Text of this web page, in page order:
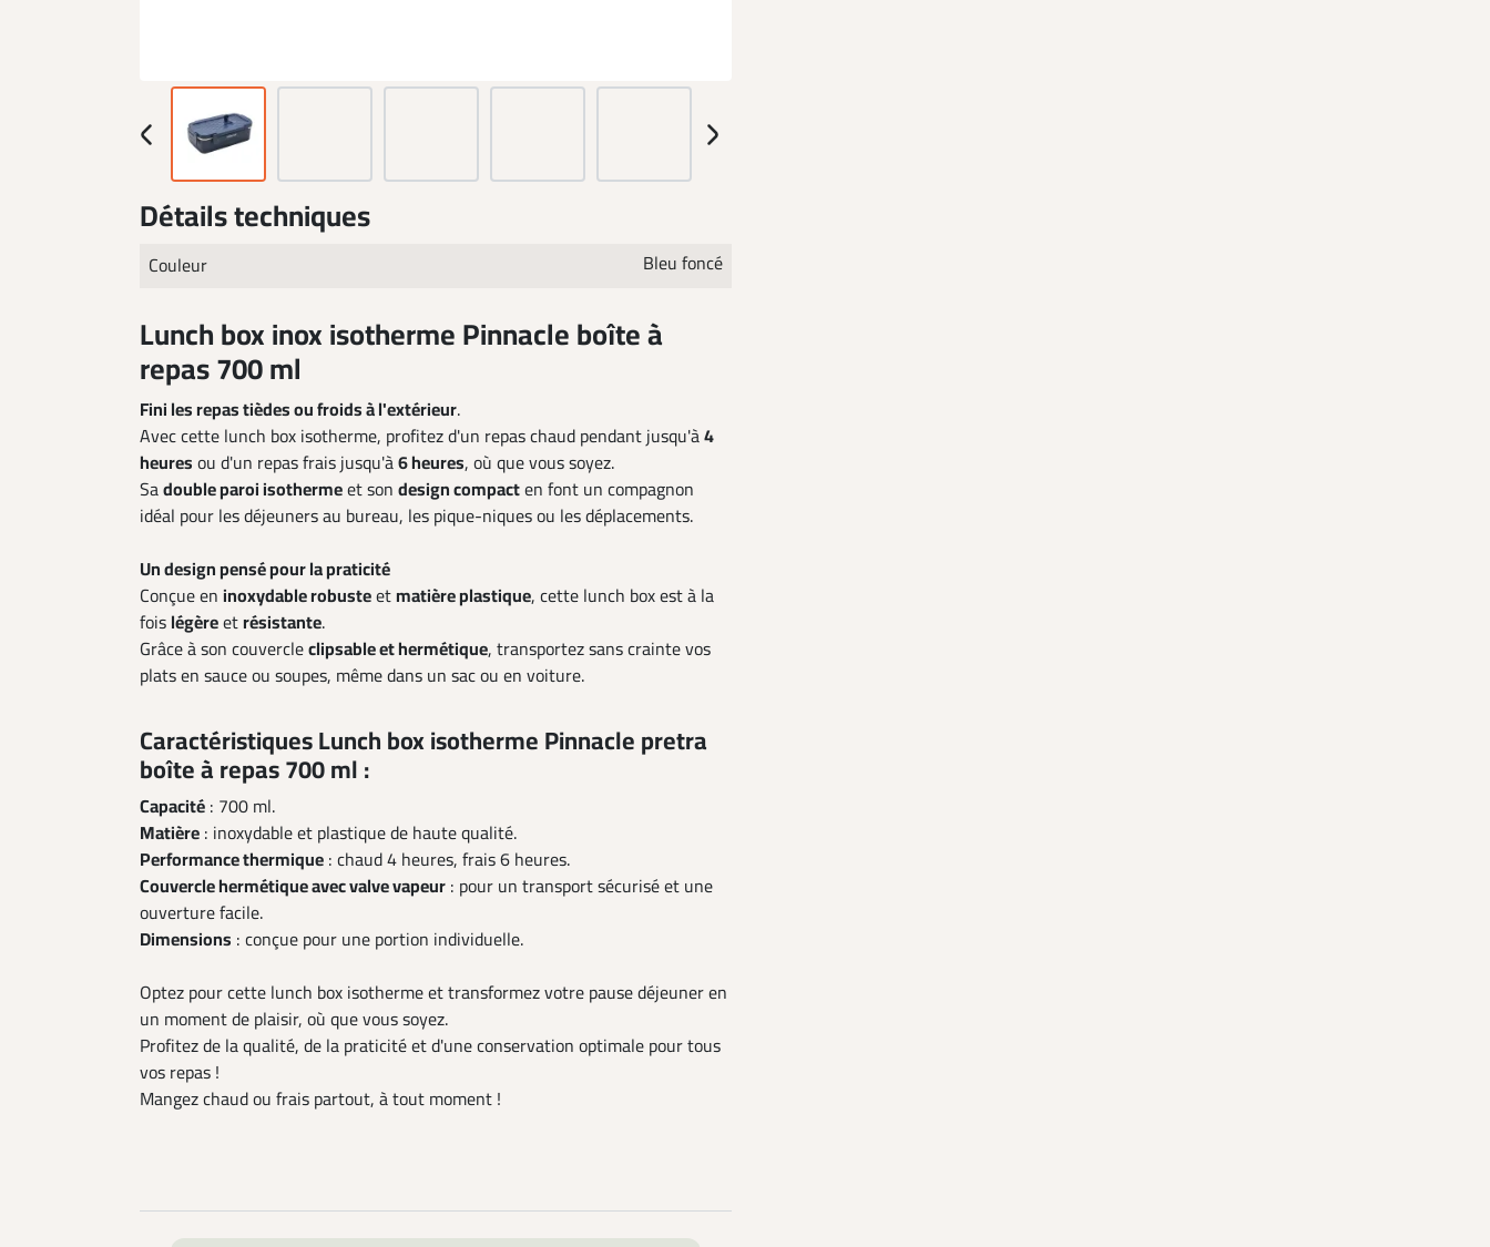
Détails techniques
Couleur Bleu foncé
Lunch box inox isotherme Pinnacle boîte à
repas 700 ml
Fini les repas tièdes ou froids à l'extérieur.
Avec cette lunch box isotherme, profitez d'un repas chaud pendant jusqu'à4
heures ou d'un repas frais jusqu'à6 heures, où que vous soyez.
Sadouble paroi isothermeet son design compacten font un compagnon
idéal pour les déjeuners au bureau, les pique-niques ou les déplacements.
Un design pensé pour la praticité
Conçue en inoxydable robusteetmatière plastique, cette lunch box est à la
fois légèreetrésistante.
Grâce à son couvercleclipsable et hermétique, transportez sans crainte vos
plats en sauce ou soupes, même dans un sac ou en voiture.
Caractéristiques Lunch box isotherme Pinnacle pretra
boîte à repas 700 ml :
Capacité : 700 ml.
Matière : inoxydable et plastique de haute qualité.
Performance thermique : chaud 4 heures, frais 6 heures.
Couvercle hermétique avec valve vapeur : pour un transport sécurisé et une
ouverture facile.
Dimensions : conçue pour une portion individuelle.
Optez pour cette lunch box isotherme et transformez votre pause déjeuner en
un moment de plaisir, où que vous soyez.
Profitez de la qualité, de la praticité et d'une conservation optimale pour tous
vos repas !
Mangez chaud ou frais partout, à tout moment !